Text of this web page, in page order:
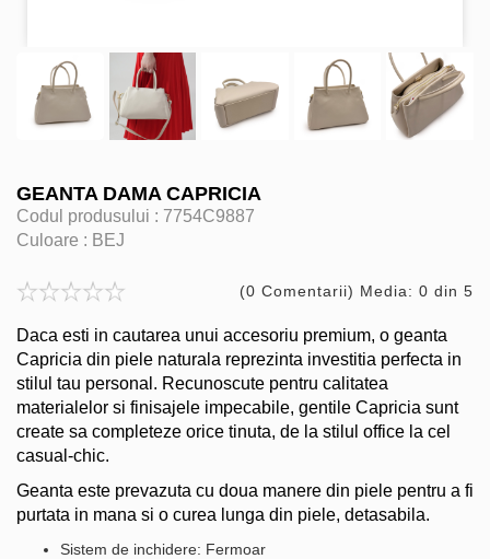
GEANTA DAMA CAPRICIA
Codul produsului : 7754C9887
Culoare : BEJ
(0 Comentarii) Media: 0 din 5
Daca esti in cautarea unui accesoriu premium, o geanta
Capricia din piele naturala reprezinta investitia perfecta in
stilul tau personal. Recunoscute pentru calitatea
materialelor si finisajele impecabile, gentile Capricia sunt
create sa completeze orice tinuta, de la stilul office la cel
casual-chic.
Geanta este prevazuta cu doua manere din piele pentru a fi
purtata in mana si o curea lunga din piele, detasabila.
Sistem de inchidere: Fermoar